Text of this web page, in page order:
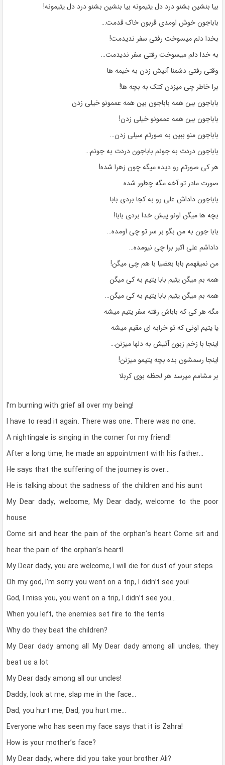
بیا بنشین بشنو درد دل یتیمونه بیا بنشین بشنو درد دل یتیمونه!
باباجون خوش اومدی قربون خاک قدمت…
بخدا دلم میسوخت رفتی سفر ندیدمت!
به خدا دلم میسوخت رفتی سفر ندیدمت…
وقتی رفتی دشمنا آتیش زدن به خیمه ها
برا خاطر چی میزدن کتک به بچه ها!
باباجون بین همه باباجون بین همه عممونو خیلی زدن
باباجون بین همه عممونو خیلی زدن!
باباجون منو ببین به صورتم سیلی زدن…
باباجون دردت به جونم باباجون دردت به جونم…
هر کی صورتم رو دیده میگه چون زهرا شده!
صورت مادر تو آخه مگه چطور شده
باباجون داداش علی رو به کجا بردی بابا
بچه ها میگن اونو پیش خدا بردی بابا!
بابا جون به من بگو بر سر تو چی اومده…
داداشم علی اکبر برا چی نیومده…
من نمیفهمم بابا بعضیا با هم چی میگن!
همه بم میگن یتیم بابا یتیم به کی میگن
همه بم میگن یتیم بابا یتیم به کی میگن…
مگه هر کی که باباش رفته سفر یتیم میشه
یا یتیم اونی که تو خرابه ای مقیم میشه
اینجا با زخم زبون آتیش به دلها میزنن…
اینجا رسمشون بده بچه یتیمو میزنن!
بر مشامم میرسد هر لحظه بوی کربلا
I’m burning with grief all over my being!
I have to read it again. There was one. There was no one.
A nightingale is singing in the corner for my friend!
After a long time, he made an appointment with his father…
He says that the suffering of the journey is over…
He is talking about the sadness of the children and his aunt
My Dear dady, welcome, My Dear dady, welcome to the poor
house
Come sit and hear the pain of the orphan’s heart Come sit and
hear the pain of the orphan’s heart!
My Dear dady, you are welcome, I will die for dust of your steps
Oh my god, I’m sorry you went on a trip, I didn’t see you!
God, I miss you, you went on a trip, I didn’t see you…
When you left, the enemies set fire to the tents
Why do they beat the children?
My Dear dady among all My Dear dady among all uncles, they
beat us a lot
My Dear dady among all our uncles!
Daddy, look at me, slap me in the face…
Dad, you hurt me, Dad, you hurt me…
Everyone who has seen my face says that it is Zahra!
How is your mother’s face?
My Dear dady, where did you take your brother Ali?